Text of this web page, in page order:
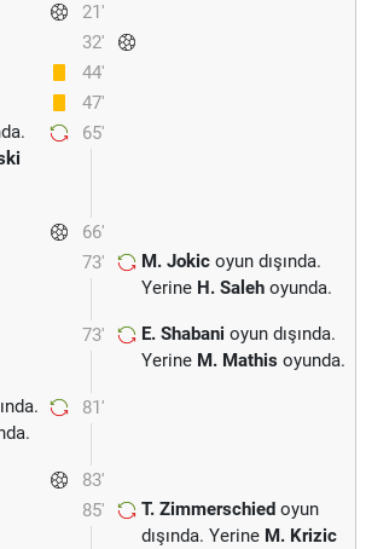
21'
32'
44'
47'
65'
66'
73'
M. Jokic oyun dışında.
Yerine H. Saleh oyunda.
73' E. Shabani oyun dışında.
Yerine M. Mathis oyunda.
81'
83'
85'
T. Zimmerschied oyun
dışında. Yerine M. Krizic